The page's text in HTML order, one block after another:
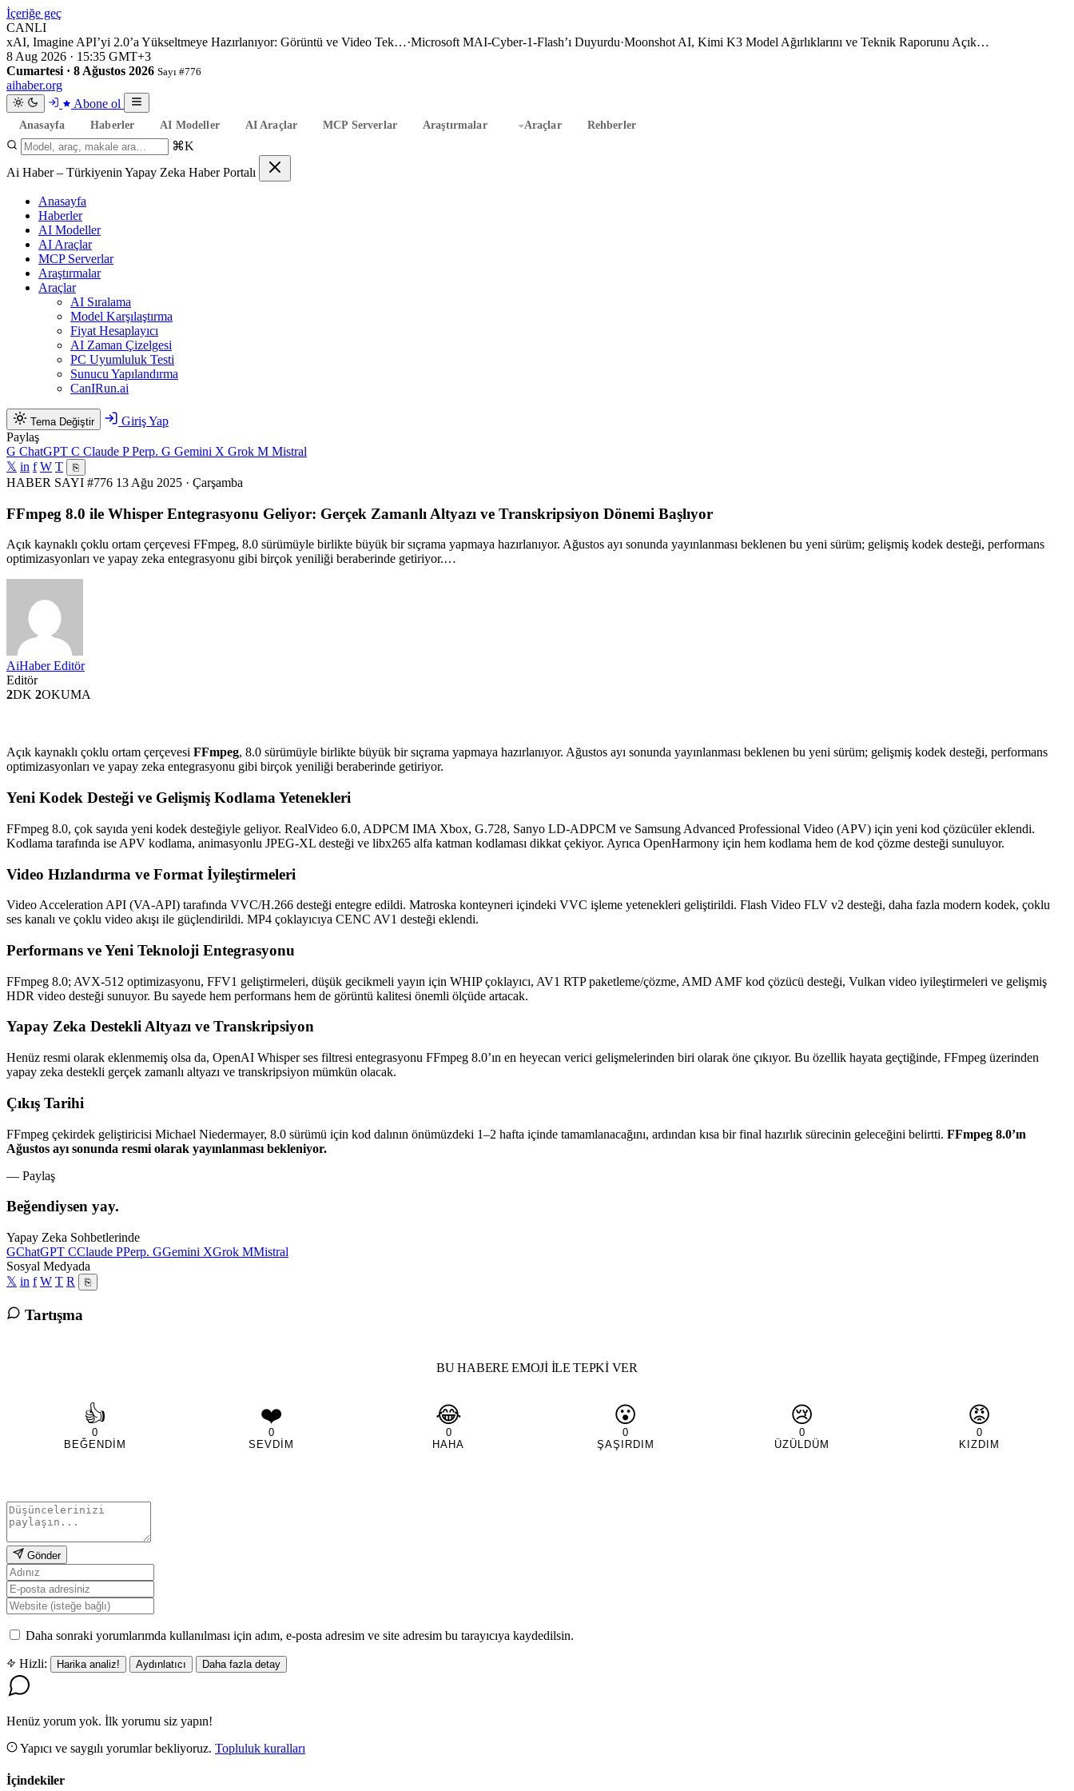
İçeriğe geç
CANLI
xAI, Imagine API’yi 2.0’a Yükseltmeye Hazırlanıyor: Görüntü ve Video Tek…·Microsoft MAI-Cyber-1-Flash’ı Duyurdu·Moonshot AI, Kimi K3 Model Ağırlıklarını ve Teknik Raporunu Açık…
8 Aug 2026 · 15:35 GMT+3
Cumartesi · 8 Ağustos 2026 Sayı #776
aihaber.org
Abone ol
Anasayfa Haberler AI Modeller AI Araçlar MCP Serverlar Araştırmalar Araçlar Rehberler
⌘K
Ai Haber – Türkiyenin Yapay Zeka Haber Portalı
Anasayfa
Haberler
AI Modeller
AI Araçlar
MCP Serverlar
Araştırmalar
Araçlar
AI Sıralama
Model Karşılaştırma
Fiyat Hesaplayıcı
AI Zaman Çizelgesi
PC Uyumluluk Testi
Sunucu Yapılandırma
CanIRun.ai
Tema Değiştir
Giriş Yap
Paylaş
G ChatGPT C Claude P Perp. G Gemini X Grok M Mistral
𝕏 in f W T ⎘
HABER SAYI #776 13 Ağu 2025 · Çarşamba
FFmpeg 8.0 ile Whisper Entegrasyonu Geliyor: Gerçek Zamanlı Altyazı ve Transkripsiyon Dönemi Başlıyor
Açık kaynaklı çoklu ortam çerçevesi FFmpeg, 8.0 sürümüyle birlikte büyük bir sıçrama yapmaya hazırlanıyor. Ağustos ayı sonunda yayınlanması beklenen bu yeni sürüm; gelişmiş kodek desteği, performans
optimizasyonları ve yapay zeka entegrasyonu gibi birçok yeniliği beraberinde getiriyor.…
AiHaber Editör
Editör
2DK 2OKUMA
Açık kaynaklı çoklu ortam çerçevesi FFmpeg, 8.0 sürümüyle birlikte büyük bir sıçrama yapmaya hazırlanıyor. Ağustos ayı sonunda yayınlanması beklenen bu yeni sürüm; gelişmiş kodek desteği, performans
optimizasyonları ve yapay zeka entegrasyonu gibi birçok yeniliği beraberinde getiriyor.
Yeni Kodek Desteği ve Gelişmiş Kodlama Yetenekleri
FFmpeg 8.0, çok sayıda yeni kodek desteğiyle geliyor. RealVideo 6.0, ADPCM IMA Xbox, G.728, Sanyo LD-ADPCM ve Samsung Advanced Professional Video (APV) için yeni kod çözücüler eklendi.
Kodlama tarafında ise APV kodlama, animasyonlu JPEG-XL desteği ve libx265 alfa katman kodlaması dikkat çekiyor. Ayrıca OpenHarmony için hem kodlama hem de kod çözme desteği sunuluyor.
Video Hızlandırma ve Format İyileştirmeleri
Video Acceleration API (VA-API) tarafında VVC/H.266 desteği entegre edildi. Matroska konteyneri içindeki VVC işleme yetenekleri geliştirildi. Flash Video FLV v2 desteği, daha fazla modern kodek, çoklu
ses kanalı ve çoklu video akışı ile güçlendirildi. MP4 çoklayıcıya CENC AV1 desteği eklendi.
Performans ve Yeni Teknoloji Entegrasyonu
FFmpeg 8.0; AVX-512 optimizasyonu, FFV1 geliştirmeleri, düşük gecikmeli yayın için WHIP çoklayıcı, AV1 RTP paketleme/çözme, AMD AMF kod çözücü desteği, Vulkan video iyileştirmeleri ve gelişmiş
HDR video desteği sunuyor. Bu sayede hem performans hem de görüntü kalitesi önemli ölçüde artacak.
Yapay Zeka Destekli Altyazı ve Transkripsiyon
Henüz resmi olarak eklenmemiş olsa da, OpenAI Whisper ses filtresi entegrasyonu FFmpeg 8.0’ın en heyecan verici gelişmelerinden biri olarak öne çıkıyor. Bu özellik hayata geçtiğinde, FFmpeg üzerinden
yapay zeka destekli gerçek zamanlı altyazı ve transkripsiyon mümkün olacak.
Çıkış Tarihi
FFmpeg çekirdek geliştiricisi Michael Niedermayer, 8.0 sürümü için kod dalının önümüzdeki 1–2 hafta içinde tamamlanacağını, ardından kısa bir final hazırlık sürecinin geleceğini belirtti. FFmpeg 8.0’ın
Ağustos ayı sonunda resmi olarak yayınlanması bekleniyor.
— Paylaş
Beğendiysen yay.
Yapay Zeka Sohbetlerinde
GChatGPT CClaude PPerp. GGemini XGrok MMistral
Sosyal Medyada
𝕏 in f W T R ⎘
Tartışma
BU HABERE EMOJI ILE TEPKI VER
👍
0
BEĞENDIM
❤️
0
SEVDIM
😂
0
HAHA
😮
0
ŞAŞIRDIM
😢
0
ÜZÜLDÜM
😡
0
KIZDIM
Gönder
Daha sonraki yorumlarımda kullanılması için adım, e-posta adresim ve site adresim bu tarayıcıya kaydedilsin.
Hizli: Harika analiz! Aydınlatıcı Daha fazla detay
Henüz yorum yok. İlk yorumu siz yapın!
Yapıcı ve saygılı yorumlar bekliyoruz. Topluluk kuralları
İçindekiler